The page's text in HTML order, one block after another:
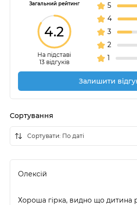
Загальний рейтинг
4.2
На підставі
13 відгуків
5
4
3
2
1
Залишити
Сортування
Олексій
Хороша гірка, видно що дитина